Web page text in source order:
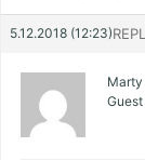
5.12.2018 (12:23)
Marty
Guest